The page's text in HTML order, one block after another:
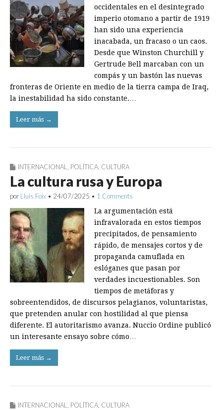
occidentales en el desintegrado
imperio otomano a partir de 1919
han sido una experiencia
inacabada, un fracaso o un caos.
Desde que Winston Churchill y
Gertrude Bell marcaban con un
compás y un bastón las nuevas
fronteras de Oriente en medio de la tierra campa de Iraq,
la inestabilidad ha sido constante.…
Leer más →
INTERNACIONAL POLÍTICA CULTURA
La cultura rusa y Europa
por Lluís Foix • 24/07/2025 • 1 Comments
La argumentación está
infravalorada en estos tiempos
precipitados, de pensamiento
rápido, de mensajes cortos y de
propaganda camuflada en
eslóganes que pasan por
verdades incuestionables. Son
tiempos de metáforas y
sobreentendidos, de discursos pelagianos, voluntaristas,
que pretenden anular con hostilidad al que piensa
diferente. El autoritarismo avanza. Nuccio Ordine publicó
un interesante ensayo sobre cómo…
Leer más →
INTERNACIONAL POLÍTICA CULTURA